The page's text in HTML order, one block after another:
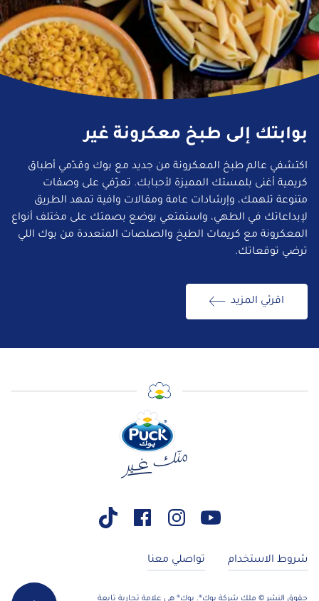
بوابتك إلى طبخ معكرونة غير
اكتشفي عالم طبخ المعكرونة من جديد مع بوك وقدّمي أطباق
كريمية أغنى بلمستك المميزة لأحبابك. تعرّفي على وصفات
متنوعة تلهمك، وإرشادات عامة ومقالات وافية تمهد الطريق
لإبداعاتك في الطهي، واستمتعي بوضع بصمتك على مختلف أنواع
المعكرونة مع كريمات الطبخ والصلصات المتعددة من بوك اللي
ترضي توقعاتك.
اقرئي المزيد
شروط الاستخدام تواصلي معنا
حقوق النشر © ملك شركة بوك®. بوك® هي علامة تجارية تابعة